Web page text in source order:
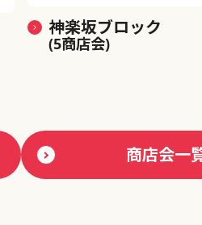
神楽坂ブロック
(5商店会)
商店会一